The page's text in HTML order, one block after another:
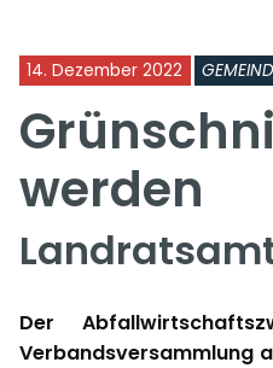
14. Dezember 2022
werden
Der
Verbandsversammlung